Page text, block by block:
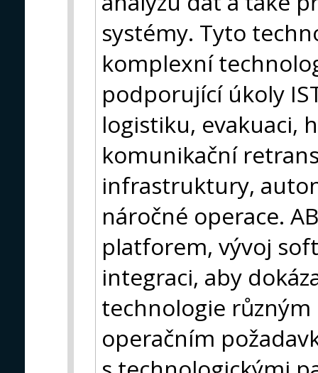
systémy. Tyto
komplexní
podporující úkoly
logistiku, evakuaci,
komunikační
infrastruktury,
náročné operace.
platforem, vývoj
integraci, aby
technologie
operačním